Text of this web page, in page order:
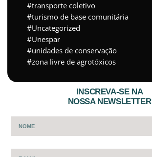
transporte coletivo
turismo de base comunitária
Uncategorized
Unespar
unidades de conservação
zona livre de agrotóxicos
INSCREVA-SE NA
NOSSA NEWSLETTER